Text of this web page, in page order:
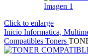
Click to enlarge
Inicio Informatica,
Compatibles Toners